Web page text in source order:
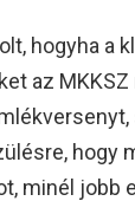
hogyha a
az
hogy
minél jobb